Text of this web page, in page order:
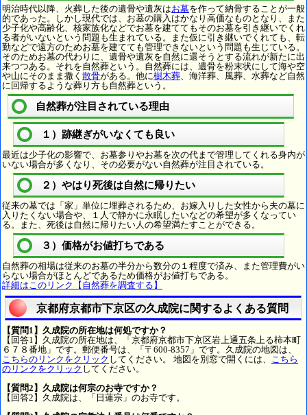
明治時代以降、火葬した後の遺骨や遺灰はお墓を作って納骨することが一般
的であった。しかし現代では、お墓の購入はかなり高価なものとなり、また
少子化や高齢化、核家族化などでお墓を建ててもそのお墓を引き継いでくれ
る者がいないという問題も生まれている。また仮に引き継いでくれても、転
勤などで遠方のためお墓を建てても管理できないという問題も生じている。
そのためお墓の代わりに、遺骨や遺灰を自然に還そうとする流れが新たに出
来つつある。それを自然葬という。自然葬には、遺骨を粉末状にして海や空
や山にそのまま撒く 散骨がある。他に樹木葬、海洋葬、風葬、水葬など自然
に回帰するような葬り方も自然葬という。
自然葬が注目されている理由
１）跡継ぎがいなくても良い
最近は少子化の影響で、お墓参りやお墓を次の代まで管理してくれる身内が
いない場合が多くなり、その必要がない自然葬が注目されている。
２）やはり死後は自然に帰りたい
従来の墓では「家」単位に埋葬されるため、お嫁入りした女性から夫の墓に
入りたくない場合や、１人で静かに永眠したいなどの希望が多くなってい
る。また、死後は自然に帰りたい人の希望満たすことができる。
３）価格がお値打ちである
自然葬の相場は従来のお墓の半分から数分の１程度で済み、また管理費がい
らない場合がほとんどであるため価格がお値打ちである。
詳細はこのリンク【自然葬を調査する】
京都府京都市下京区の久成院に関するよくある質問
【質問1】久成院の所在地は何処ですか？
【回答1】久成院の所在地は、「京都府京都市下京区岩上通五条上る柿本町
６７８番地」です。郵便番号は、「〒600-8357」です。久成院の地図は、
こちらのリンクをクリック してください。 地図を別窓で開くには、 こちら
のリンクをクリック してください。
【質問2】久成院は何宗のお寺ですか？
【回答2】久成院は、「日蓮宗」のお寺です。